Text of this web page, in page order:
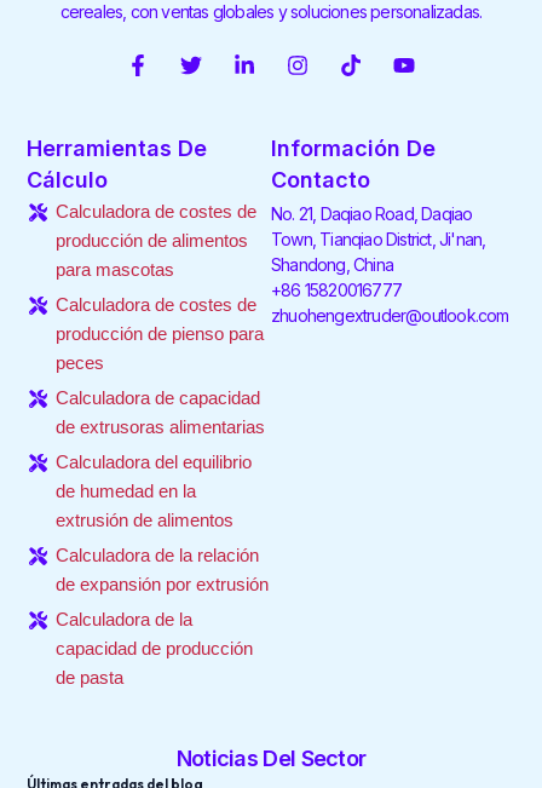
cereales, con ventas globales y soluciones personalizadas.
F
b
k
-
T
t
L
n
-
I
a
g
r
a
m
T
o
k
Y
u
Herramientas De
Cálculo
Calculadora de costes de
producción de alimentos
para mascotas
Calculadora de costes de
producción de pienso para
peces
Calculadora de capacidad
de extrusoras alimentarias
Calculadora del equilibrio
de humedad en la
extrusión de alimentos
Calculadora de la relación
de expansión por extrusión
Calculadora de la
capacidad de producción
de pasta
Información De
Contacto
No. 21, Daqiao Road, Daqiao
Town, Tianqiao District, Ji'nan,
Shandong, China
+86 15820016777
zhuohengextruder@outlook.com
Noticias Del Sector
Últimas entradas del blog